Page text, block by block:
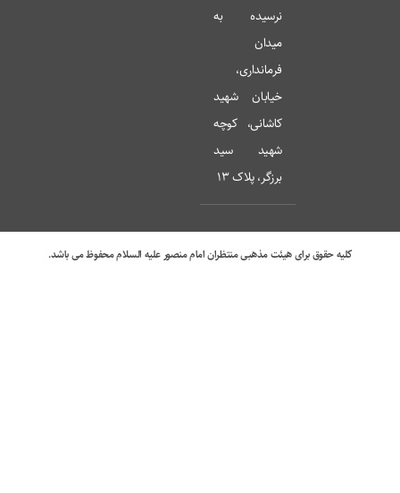
نرسیده به
میدان
فرمانداری،
خیابان شهید
کاشانی، کوچه
شهید سید
برزگر، پلاک 13
کلیه حقوق برای هیئت مذهبی منتظران امام منصور علیه السلام محفوظ می باشد.